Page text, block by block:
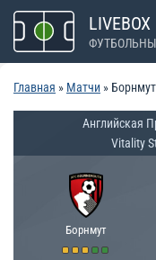
Перейти
содержимому
LIVEBOX
Главная » Матчи »
Английская
Vitality
Борнмут